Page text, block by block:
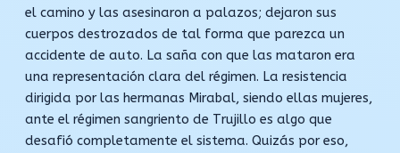
el camino y las asesinaron a palazos; dejaron sus
cuerpos destrozados de tal forma que parezca un
accidente de auto. La saña con que las mataron era
una representación clara del régimen. La resistencia
dirigida por las hermanas Mirabal, siendo ellas mujeres,
ante el régimen sangriento de Trujillo es algo que
desafió completamente el sistema. Quizás por eso,